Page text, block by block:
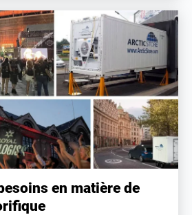
en matière de